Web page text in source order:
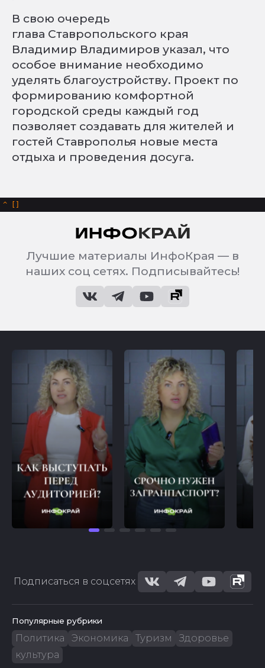
В свою очередь
глава Ставропольского края
Владимир Владимиров указал, что
особое внимание необходимо
уделять благоустройству. Проект по
формированию комфортной
городской среды каждый год
позволяет создавать для жителей и
гостей Ставрополья новые места
отдыха и проведения досуга.
^
Лучшие материалы ИнфоКрая — в
наших соц сетях. Подписывайтесь!
Подписаться в соцсетях
Популярные рубрики
Политика Экономика Туризм
Здоровье
культура